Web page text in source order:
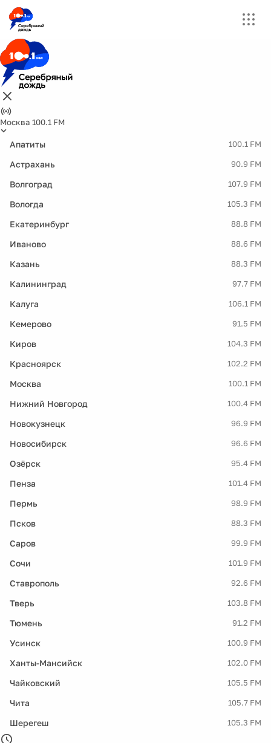
Москва 100.1 FM
Апатиты 100.1 FM
Астрахань 90.9 FM
Волгоград 107.9 FM
Вологда 105.3 FM
Екатеринбург 88.8 FM
Иваново 88.6 FM
Казань 88.3 FM
Калининград 97.7 FM
Калуга 106.1 FM
Кемерово 91.5 FM
Киров 104.3 FM
Красноярск 102.2 FM
Москва 100.1 FM
Нижний Новгород 100.4 FM
Новокузнецк 96.9 FM
Новосибирск 96.6 FM
Озёрск 95.4 FM
Пенза 101.4 FM
Пермь 98.9 FM
Псков 88.3 FM
Саров 99.9 FM
Сочи 101.9 FM
Ставрополь 92.6 FM
Тверь 103.8 FM
Тюмень 91.2 FM
Усинск 100.9 FM
Ханты-Мансийск 102.0 FM
Чайковский 105.5 FM
Чита 105.7 FM
Шерегеш 105.3 FM